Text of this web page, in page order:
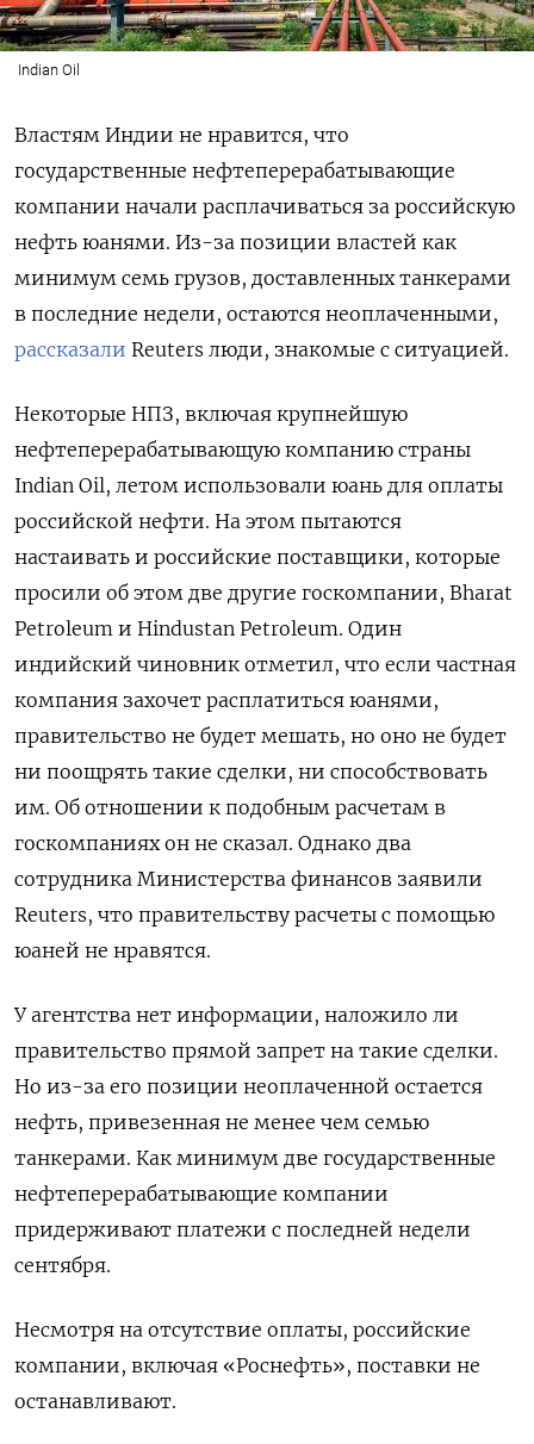
Indian Oil
Властям Индии не нравится, что
государственные нефтеперерабатывающие
компании начали расплачиваться за российскую
нефть юанями. Из-за позиции властей как
минимум семь грузов, доставленных танкерами
в последние недели, остаются неоплаченными,
рассказали Reuters люди, знакомые с ситуацией.
Некоторые НПЗ, включая крупнейшую
нефтеперерабатывающую компанию страны
Indian Oil, летом использовали юань для оплаты
российской нефти. На этом пытаются
настаивать и российские поставщики, которые
просили об этом две другие госкомпании, Bharat
Petroleum и Hindustan Petroleum. Один
индийский чиновник отметил, что если частная
компания захочет расплатиться юанями,
правительство не будет мешать, но оно не будет
ни поощрять такие сделки, ни способствовать
им. Об отношении к подобным расчетам в
госкомпаниях он не сказал. Однако два
сотрудника Министерства финансов заявили
Reuters, что правительству расчеты с помощью
юаней не нравятся.
У агентства нет информации, наложило ли
правительство прямой запрет на такие сделки.
Но из-за его позиции неоплаченной остается
нефть, привезенная не менее чем семью
танкерами. Как минимум две государственные
нефтеперерабатывающие компании
придерживают платежи с последней недели
сентября.
Несмотря на отсутствие оплаты, российские
компании, включая «Роснефть», поставки не
останавливают.